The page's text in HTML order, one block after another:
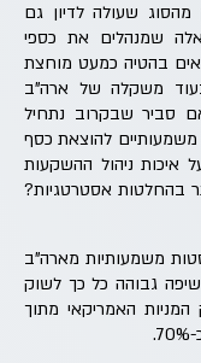
מהסוג שעולה לדיון גם
שמנהלים את כספי
בהטיה כמעט מוחצת
של 70% לפחות, בעוד משקלה של ארה"ב
בסה"כ כ-24%. אז האם סביר שבקרוב נתחיל
להוצאת כסף
איכות ניהול ההשקעות
בהחלטות אסטרטגיות?
משמעותיות מארה"ב
גבוהה כל כך לשוק
האמריקאי מתוך